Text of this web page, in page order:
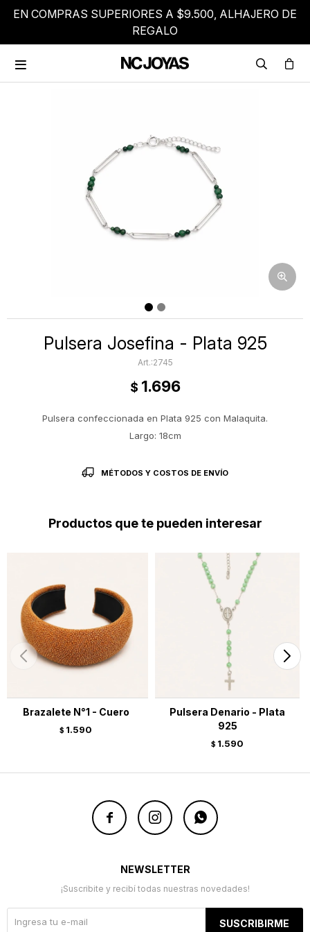
EN COMPRAS SUPERIORES A $9.500, ALHAJERO DE
REGALO

Pulsera Josefina - Plata 925
2745
$ 1.696
Pulsera confeccionada en Plata 925 con Malaquita.
Largo: 18cm
MÉTODOS Y COSTOS DE ENVÍO
Productos que te pueden interesar
Brazalete N°1 - Cuero
$ 1.590
Pulsera Denario - Plata
925
$ 1.590
  
NEWSLETTER
¡Suscribite y recibí todas nuestras novedades!
SUSCRIBIRME